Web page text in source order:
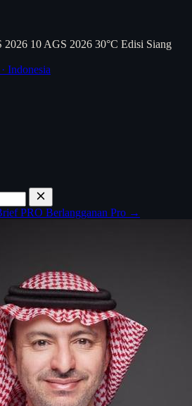
2026 10 AGS 2026 30°C Edisi Siang
Indonesia
PRO Berlangganan Pro →